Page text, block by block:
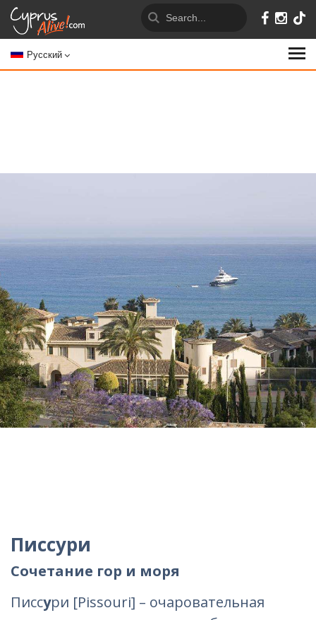
Русский
Писсури
Сочетание гор и моря
Писсури [Pissouri] – очаровательная